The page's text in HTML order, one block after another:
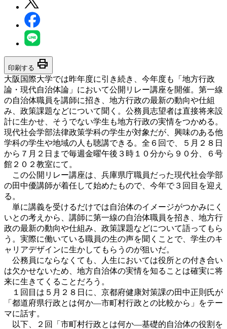
印刷する print
大阪国際大学では昨年度に引き続き、今年度も「地方行政
論・現代自治体論」において公開リレー講座を開催。第一線
の自治体職員を講師に招き、地方行政の最新の動向や仕組
み、政策課題などについて聞く。公務員志望者は直接将来設
計に生かせ、そうでない学生も地方行政の実情をつかめる。
現代社会学部法律政策学科の学生が対象だが、興味のある他
学科の学生や地域の人も聴講できる。全６回で、５月２８日
から７月２日まで毎週金曜午後３時１０分から９０分、６号
館２０２教室にて。
この公開リレー講座は、兵庫県庁職員だった現代社会学部
の田中優講師が着任して始めたもので、今年で３回目を迎え
る。
単に講義を受けるだけでは自治体のイメージがつかみにく
いとの考えから、講師に第一線の自治体職員を招き、地方行
政の最新の動向や仕組み、政策課題などについて語ってもら
う。実際に働いている職員の生の声を聞くことで、学生のキ
ャリアデザインに生かしてもらうのが狙いだ。
公務員にならなくても、人生においては役所との付き合い
は欠かせないため、地方自治体の実情を知ることは確実に将
来に生きてくることだろう。
１回目は５月２８日に、京都府健康対策課の田中正則氏が
「都道府県行政とは何か―市町村行政との比較から」をテー
マに話す。
以下、２回「市町村行政とは何か―基礎的自治体の役割を